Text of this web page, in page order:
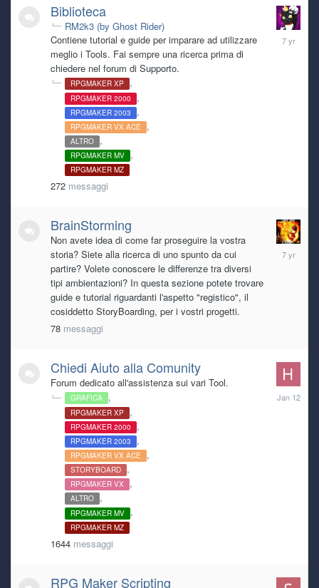
yeah!
Ghost Rider 29 June 6:47 PM
<3
Ryoku
Che tu sia benedetto!
Ghost Rider
trovato! ti mando pm
wee ryo! sai che forse ce l'ho ancora... fammi cercare sull'
HDD esterno
Ryoku 28 June 9:19 PM
ghostino si è visto più?
Ryoku
Grazie mille kaine. ^^
28 June 5:35 PM
Nada de nada. Mi hanno detto che hanno perso alcuni
giochi cambiando database. Quindi nulla, perso per
sempre.
kaine
quindi neanche Freank può darti una mano?
Biblioteca
RM2k3 (by Ghost Rider)
Contiene tutorial e guide per imparare ad utilizzare
meglio i Tools. Fai sempre una ricerca prima di
chiedere nel forum di Supporto.
RPGMAKER XP
RPGMAKER 2000
RPGMAKER 2003
RPGMAKER VX ACE
ALTRO
RPGMAKER MV
RPGMAKER MZ
272 messaggi
January
2,
BrainStorming
Non avete idea di come far proseguire la vostra
storia? Siete alla ricerca di uno spunto da cui
partire? Volete conoscere le differenze tra diversi
tipi ambientazioni? In questa sezione potete trovare
guide e tutorial riguardanti l'aspetto "registico", il
cosiddetto StoryBoarding, per i vostri progetti.
78 messaggi
March
Chiedi Aiuto alla Comunity
Forum dedicato all'assistenza sui vari Tool.
GRAFICA
RPGMAKER XP
RPGMAKER 2000
RPGMAKER 2003
RPGMAKER VX ACE
STORYBOARD
RPGMAKER VX
ALTRO
RPGMAKER MV
RPGMAKER MZ
1644 messaggi
January
RPG Maker Scripting